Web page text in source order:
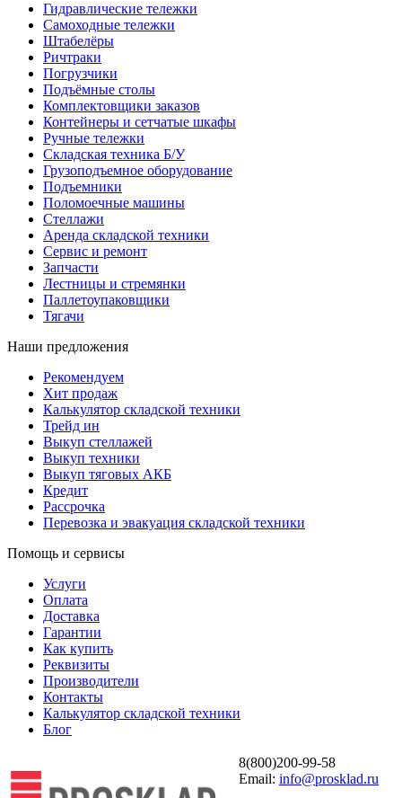
Гидравлические тележки
Самоходные тележки
Штабелёры
Ричтраки
Погрузчики
Подъёмные столы
Комплектовщики заказов
Контейнеры и сетчатые шкафы
Ручные тележки
Складская техника Б/У
Грузоподъемное оборудование
Подъемники
Поломоечные машины
Стеллажи
Аренда складской техники
Сервис и ремонт
Запчасти
Лестницы и стремянки
Паллетоупаковщики
Тягачи
Наши предложения
Рекомендуем
Хит продаж
Калькулятор складской техники
Трейд ин
Выкуп стеллажей
Выкуп техники
Выкуп тяговых АКБ
Кредит
Рассрочка
Перевозка и эвакуация складской техники
Помощь и сервисы
Услуги
Оплата
Доставка
Гарантии
Как купить
Реквизиты
Производители
Контакты
Калькулятор складской техники
Блог
8(800)200-99-58
Email: info@prosklad.ru